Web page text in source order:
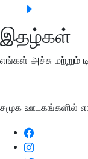
இதழ்கள்
எங்கள் அச்சு மற்றும்
சமூக ஊடகங்களில்